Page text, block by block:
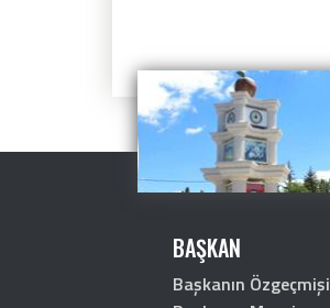
BAŞKAN
Başkanın Özgeçmişi